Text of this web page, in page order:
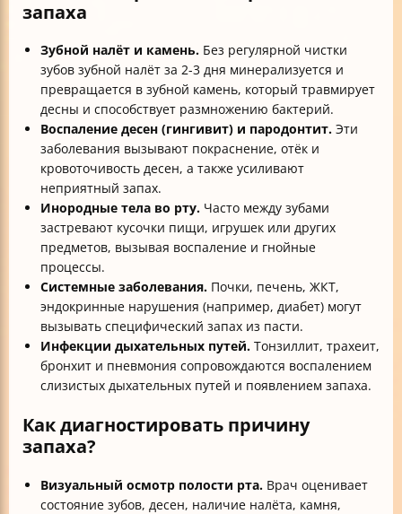
запаха
Зубной налёт и камень. Без регулярной чистки
зубов зубной налёт за 2-3 дня минерализуется и
превращается в зубной камень, который травмирует
десны и способствует размножению бактерий.
Воспаление десен (гингивит) и пародонтит. Эти
заболевания вызывают покраснение, отёк и
кровоточивость десен, а также усиливают
неприятный запах.
Инородные тела во рту. Часто между зубами
застревают кусочки пищи, игрушек или других
предметов, вызывая воспаление и гнойные
процессы.
Системные заболевания. Почки, печень, ЖКТ,
эндокринные нарушения (например, диабет) могут
вызывать специфический запах из пасти.
Инфекции дыхательных путей. Тонзиллит, трахеит,
бронхит и пневмония сопровождаются воспалением
слизистых дыхательных путей и появлением запаха.
Как диагностировать причину
запаха?
Визуальный осмотр полости рта. Врач оценивает
состояние зубов, десен, наличие налёта, камня,